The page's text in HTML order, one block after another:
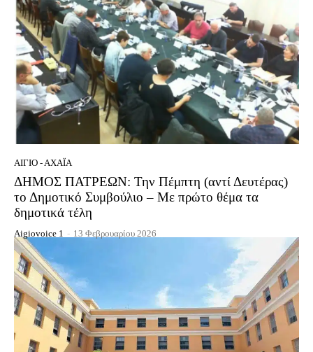
ΑΊΓΙΟ - ΑΧΑΪ́Α
ΔΗΜΟΣ ΠΑΤΡΕΩΝ: Την Πέμπτη (αντί Δευτέρας)
το Δημοτικό Συμβούλιο – Με πρώτο θέμα τα
δημοτικά τέλη
Aigiovoice 1 - 13 Φεβρουαρίου 2026